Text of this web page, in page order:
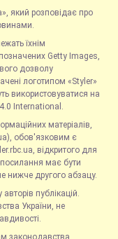
який розповідає про
їхнім
Getty Images,
дозволу
логотипом «Styler»
використовуватися на
International.
матеріалів,
обов'язковим є
відкритого для
має бути
нижче другого абзацу.
публікацій.
України, не
законодавства